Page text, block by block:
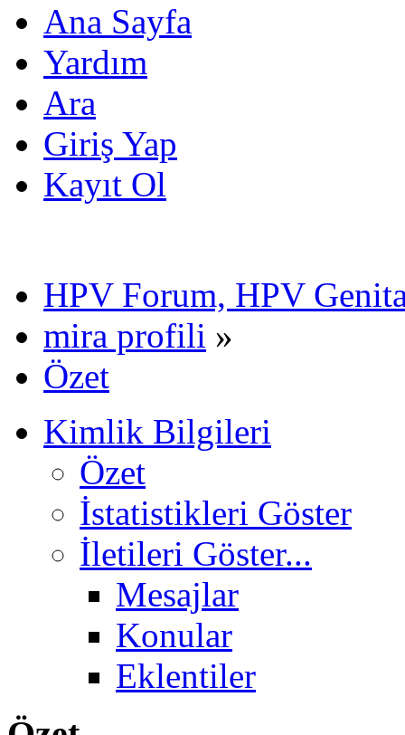
Ana Sayfa
Yardım
Ara
Giriş Yap
Kayıt Ol
HPV Forum, HPV
mira profili »
Özet
Kimlik Bilgileri
Özet
İstatistikleri Göster
İletileri Göster...
Mesajlar
Konular
Eklentiler